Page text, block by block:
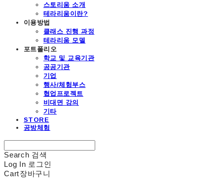
스토리움 소개
테라리움이란?
이용방법
클래스 진행 과정
테라리움 모델
포트폴리오
학교 및 교육기관
공공기관
기업
행사/체험부스
협업프로젝트
비대면 강의
기타
STORE
공방체험
Search 검색
Log In 로그인
Cart장바구니